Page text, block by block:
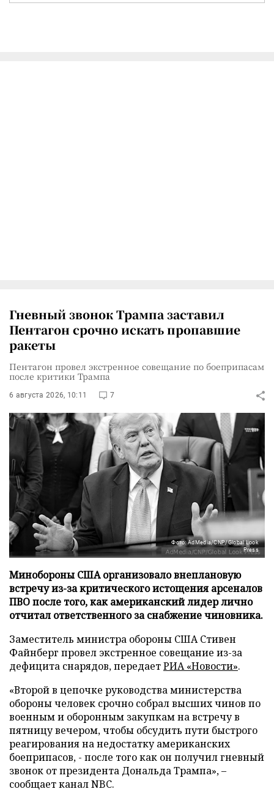
Гневный звонок Трампа заставил
Пентагон срочно искать пропавшие
ракеты
Пентагон провел экстренное совещание по боеприпасам
после критики Трампа
6 августа 2026, 10:11 7
Фото: AdMedia/CNP/Global Look
Press
Минобороны США организовало внеплановую
встречу из-за критического истощения арсеналов
ПВО после того, как американский лидер лично
отчитал ответственного за снабжение чиновника.
Заместитель министра обороны США Стивен
Файнберг провел экстренное совещание из-за
дефицита снарядов, передаетРИА «Новости».
«Второй в цепочке руководства министерства
обороны человек срочно собрал высших чинов по
военным и оборонным закупкам на встречу в
пятницу вечером, чтобы обсудить пути быстрого
реагирования на недостатку американских
боеприпасов, - после того как он получил гневный
звонок от президента Дональда Трампа», –
сообщает канал NBC.